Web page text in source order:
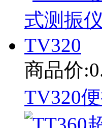
商品价
TV320